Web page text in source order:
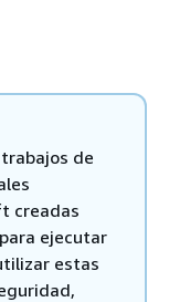
de
creadas
ejecutar
estas